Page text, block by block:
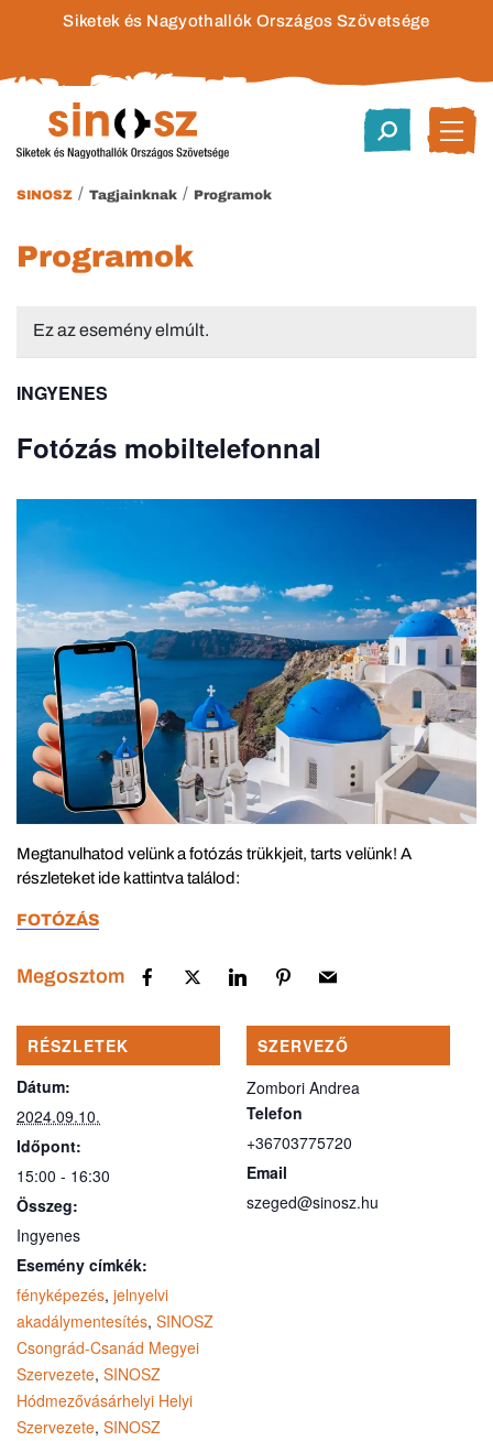
Siketek és Nagyothallók Országos Szövetsége
SINOSZ / Tagjainknak / Programok
Programok
Ez az esemény elmúlt.
INGYENES
Fotózás mobiltelefonnal
Megtanulhatod velünk a fotózás trükkjeit, tarts velünk! A
részleteket ide kattintva találod:
FOTÓZÁS
Megosztom
RÉSZLETEK
Dátum:
2024.09.10.
Időpont:
15:00 - 16:30
Összeg:
Ingyenes
Esemény címkék:
fényképezés, jelnyelvi
akadálymentesítés, SINOSZ
Csongrád-Csanád Megyei
Szervezete, SINOSZ
Hódmezővásárhelyi Helyi
Szervezete, SINOSZ
SZERVEZŐ
Zombori Andrea
Telefon
+36703775720
Email
szeged@sinosz.hu